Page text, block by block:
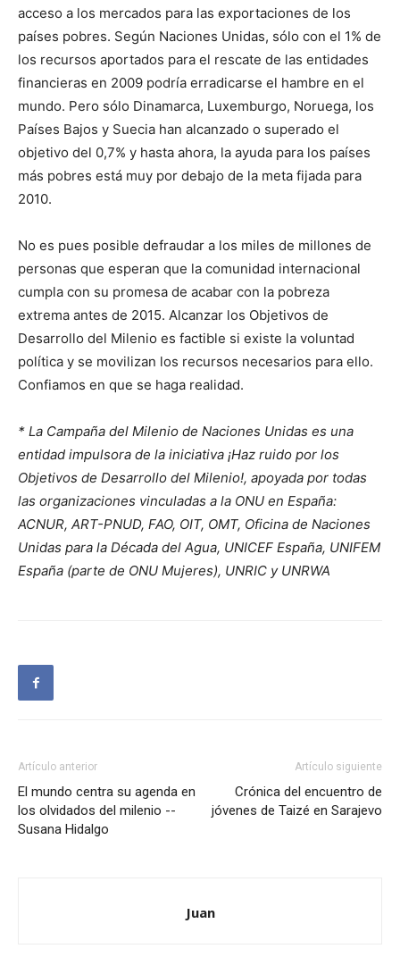
acceso a los mercados para las exportaciones de los
países pobres. Según Naciones Unidas, sólo con el 1% de
los recursos aportados para el rescate de las entidades
financieras en 2009 podría erradicarse el hambre en el
mundo. Pero sólo Dinamarca, Luxemburgo, Noruega, los
Países Bajos y Suecia han alcanzado o superado el
objetivo del 0,7% y hasta ahora, la ayuda para los países
más pobres está muy por debajo de la meta fijada para
2010.
No es pues posible defraudar a los miles de millones de
personas que esperan que la comunidad internacional
cumpla con su promesa de acabar con la pobreza
extrema antes de 2015. Alcanzar los Objetivos de
Desarrollo del Milenio es factible si existe la voluntad
política y se movilizan los recursos necesarios para ello.
Confiamos en que se haga realidad.
* La Campaña del Milenio de Naciones Unidas es una
entidad impulsora de la iniciativa ¡Haz ruido por los
Objetivos de Desarrollo del Milenio!, apoyada por todas
las organizaciones vinculadas a la ONU en España:
ACNUR, ART-PNUD, FAO, OIT, OMT, Oficina de Naciones
Unidas para la Década del Agua, UNICEF España, UNIFEM
España (parte de ONU Mujeres), UNRIC y UNRWA
Artículo anterior
El mundo centra su agenda en
los olvidados del milenio --
Susana Hidalgo
Artículo siguiente
Crónica del encuentro de
jóvenes de Taizé en Sarajevo
Juan